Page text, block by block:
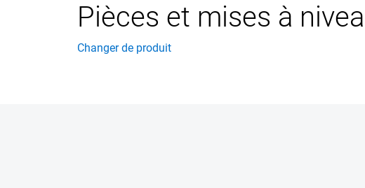
Pièces et mises à
Changer de produit